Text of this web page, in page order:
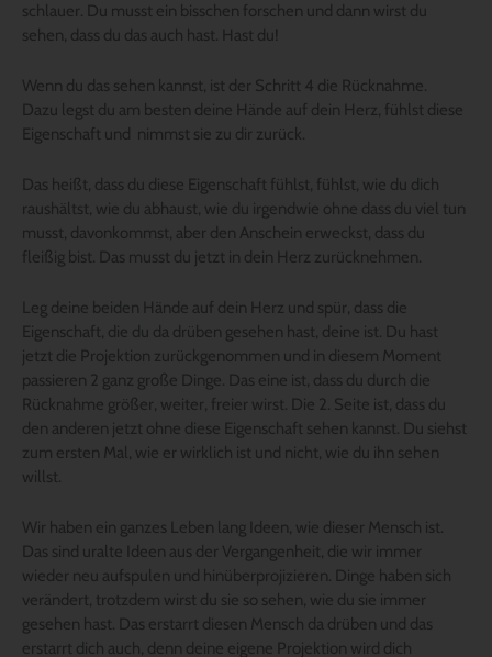
schlauer. Du musst ein bisschen forschen und dann wirst du
sehen, dass du das auch hast. Hast du!
Wenn du das sehen kannst, ist der Schritt 4 die Rücknahme.
Dazu legst du am besten deine Hände auf dein Herz, fühlst diese
Eigenschaft und nimmst sie zu dir zurück.
Das heißt, dass du diese Eigenschaft fühlst, fühlst, wie du dich
raushältst, wie du abhaust, wie du irgendwie ohne dass du viel tun
musst, davonkommst, aber den Anschein erweckst, dass du
fleißig bist. Das musst du jetzt in dein Herz zurücknehmen.
Leg deine beiden Hände auf dein Herz und spür, dass die
Eigenschaft, die du da drüben gesehen hast, deine ist. Du hast
jetzt die Projektion zurückgenommen und in diesem Moment
passieren 2 ganz große Dinge. Das eine ist, dass du durch die
Rücknahme größer, weiter, freier wirst. Die 2. Seite ist, dass du
den anderen jetzt ohne diese Eigenschaft sehen kannst. Du siehst
zum ersten Mal, wie er wirklich ist und nicht, wie du ihn sehen
willst.
Wir haben ein ganzes Leben lang Ideen, wie dieser Mensch ist.
Das sind uralte Ideen aus der Vergangenheit, die wir immer
wieder neu aufspulen und hinüberprojizieren. Dinge haben sich
verändert, trotzdem wirst du sie so sehen, wie du sie immer
gesehen hast. Das erstarrt diesen Mensch da drüben und das
erstarrt dich auch, denn deine eigene Projektion wird dich